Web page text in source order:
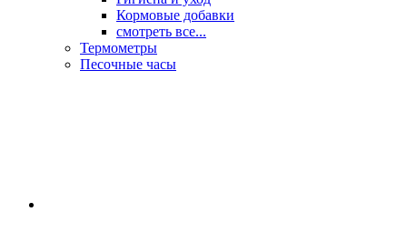
Кормовые добавки
смотреть все...
Термометры
Песочные часы